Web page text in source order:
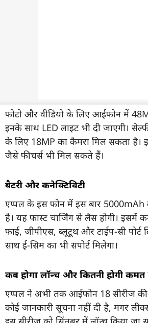
फोटो और वीडियो के लिए आईफोन में
इनके साथ LED लाइट भी दी जाएगी।
के लिए 18MP का कैमरा मिल सकता है।
जैसे फीचर्स भी मिल सकते हैं।
बैटरी और कनेक्टिविटी
एप्पल के इस फोन में इस बार 5000mAh
है। यह फास्ट चार्जिंग से लैस होगी। इसमें
फाई, जीपीएस, ब्लूटूथ और टाईप-सी पोर्ट
साथ ई-सिम का भी सपोर्ट मिलेगा।
कब होगा लॉन्च और कितनी होगी कीमत
एप्पल ने अभी तक आईफोन 18 सीरीज की
कोई जानकारी सूचना नहीं दी है, मगर